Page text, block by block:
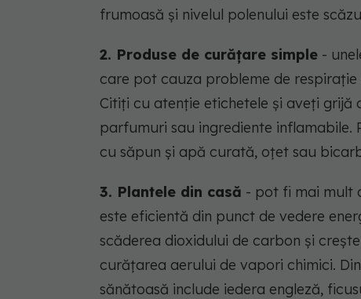
frumoasă și nivelul polenului este
2. Produse de curățare simple -
care pot cauza probleme de
Citiți cu atenție etichetele și aveți
parfumuri sau ingrediente
cu săpun și apă curată, oțet sau
3. Plantele din casă - pot fi mai mult
este eficientă din punct de vedere
scăderea dioxidului de carbon și
curățarea aerului de vapori chimici.
sănătoasă include iedera engleză,